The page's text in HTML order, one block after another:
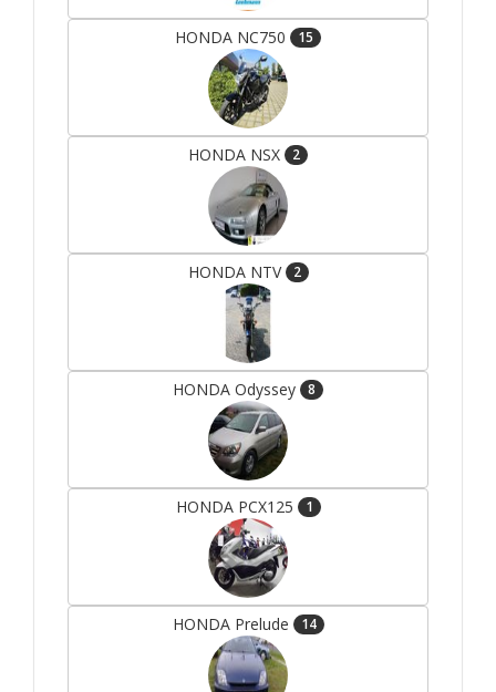
HONDA NC750 15
HONDA NSX 2
HONDA NTV 2
HONDA Odyssey 8
HONDA PCX125 1
HONDA Prelude 14